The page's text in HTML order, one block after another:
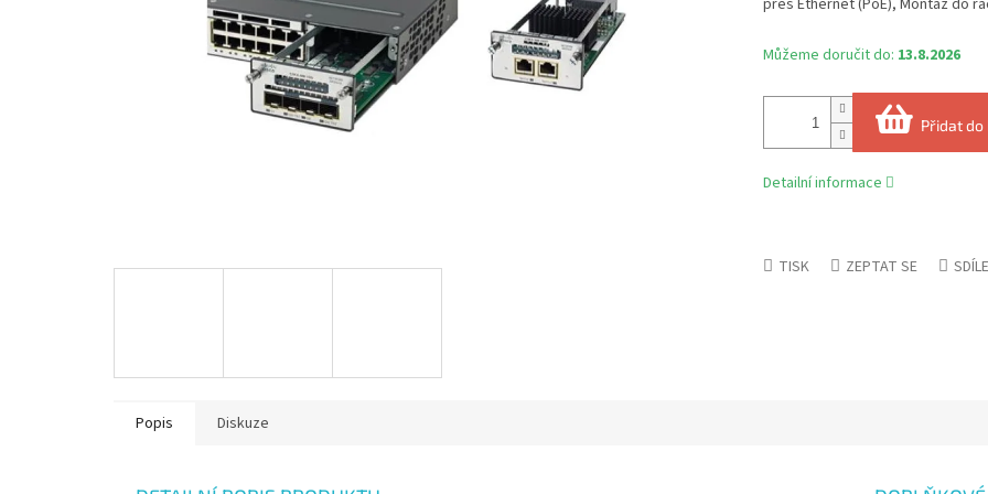
Můžeme doručit do: 13.8.2026
Přidat do
přes Ethernet (PoE), Montáž do
Detailní informace
TISK ZEPTAT SE
Popis Diskuze